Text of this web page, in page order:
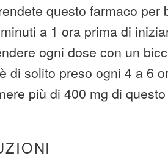
questo farmaco per
a 1 ora prima di
ogni dose con un
di solito preso ogni 4 a 6
più di 400 mg di